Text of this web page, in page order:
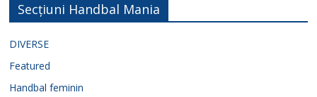
Secțiuni Handbal Mania
DIVERSE
Featured
Handbal feminin